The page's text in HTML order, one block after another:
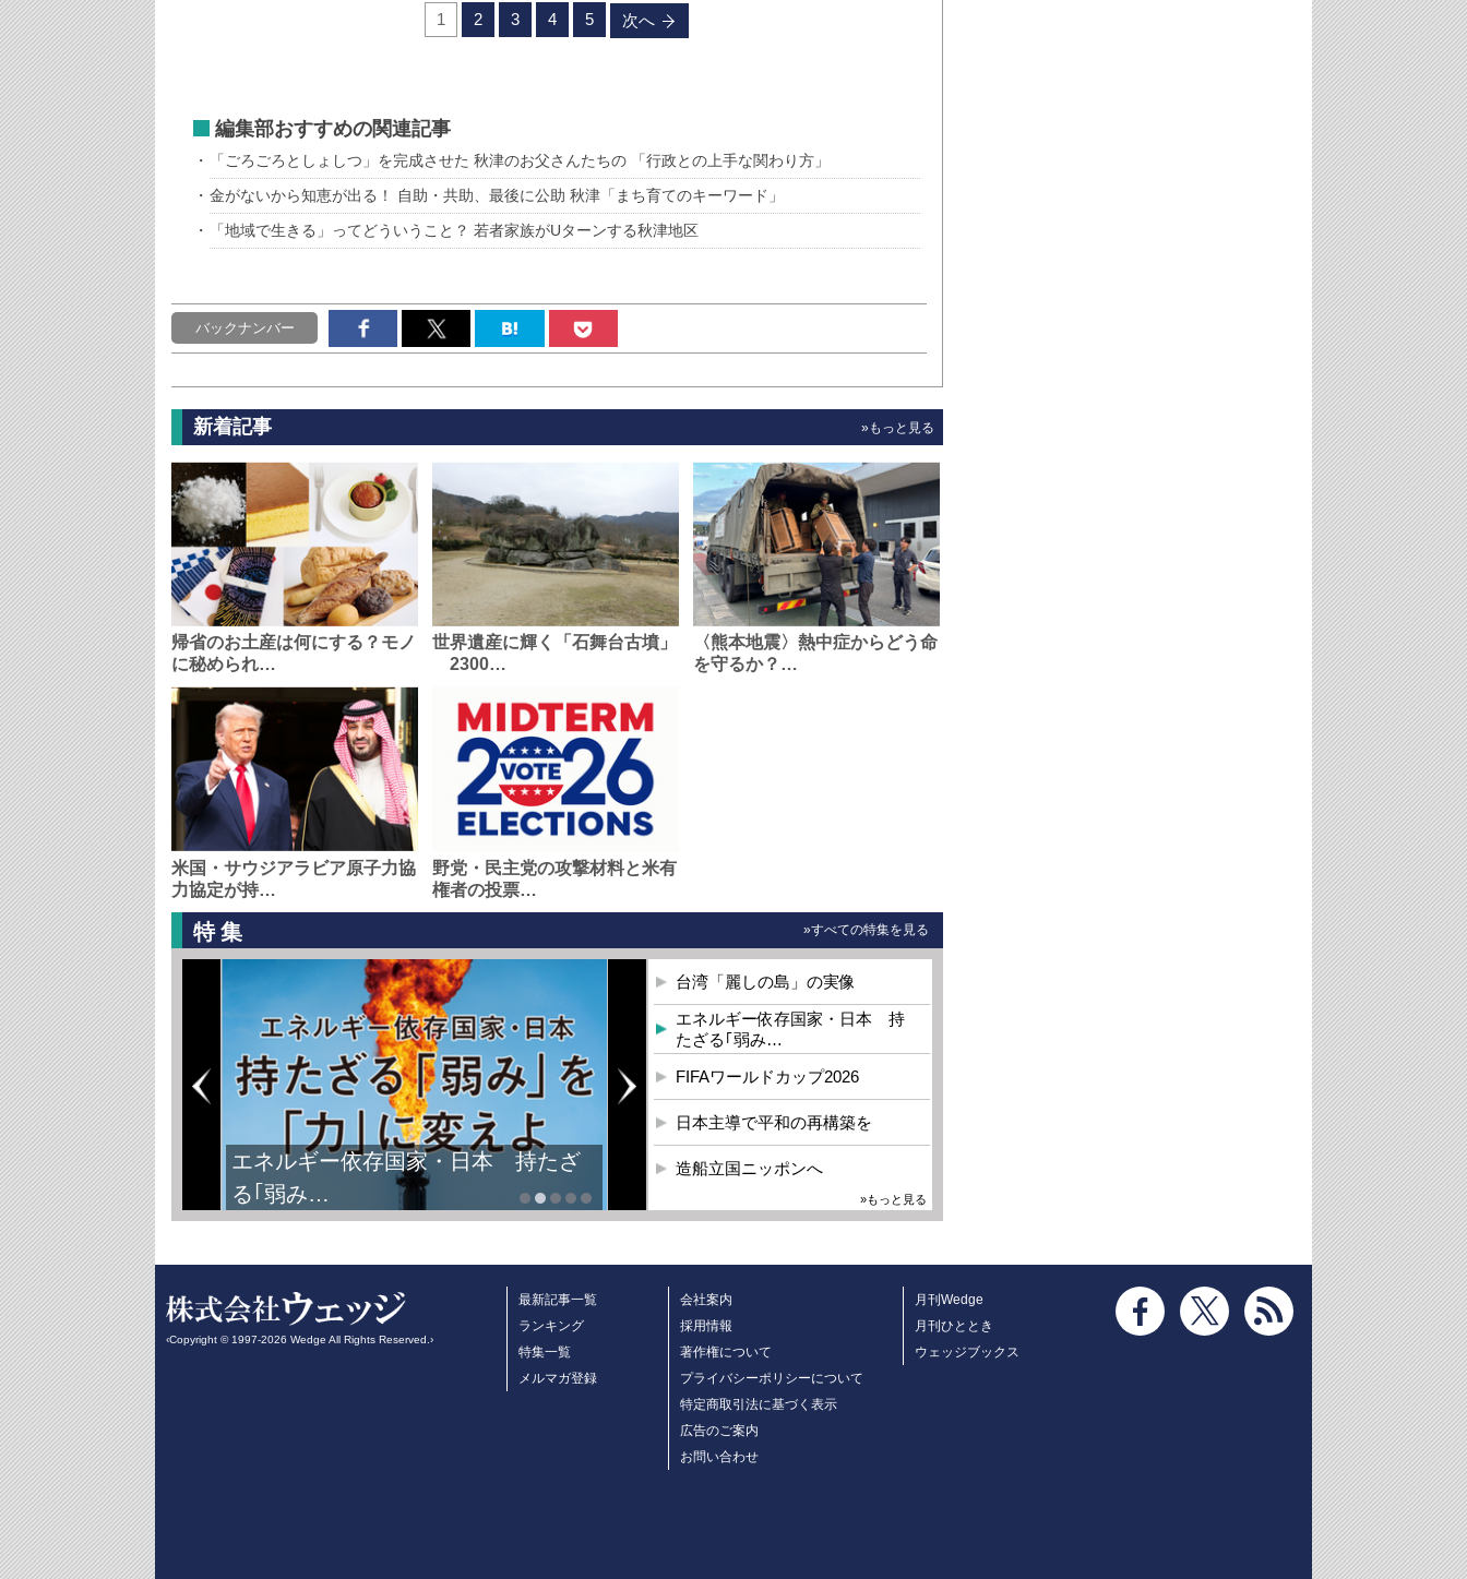
1 2 3 4 5 次へ
編集部おすすめの関連記事
「ごろごろとしょしつ」を完成させた 秋津のお父さんたちの 「行政との上手な関わり方」
金がないから知恵が出る！ 自助・共助、最後に公助 秋津「まち育てのキーワード」
「地域で生きる」ってどういうこと？ 若者家族がUターンする秋津地区
バックナンバー
新着記事 »もっと見る
帰省のお土産は何にする？モノ
に秘められ…
世界遺産に輝く「石舞台古墳」
2300…
〈熊本地震〉熱中症からどう命
を守るか？…
米国・サウジアラビア原子力協
力協定が持…
野党・民主党の攻撃材料と米有
権者の投票…
特集 »すべての特集を見る
エネルギー依存国家・日本 持たざ
る｢弱み…
台湾「麗しの島」の実像
エネルギー依存国家・日本 持
たざる｢弱み…
FIFAワールドカップ2026
日本主導で平和の再構築を
造船立国ニッポンへ
»もっと見る
‹Copyright © 1997-2026 Wedge All Rights Reserved.›
最新記事一覧
ランキング
特集一覧
メルマガ登録
会社案内
採用情報
著作権について
プライバシーポリシーについて
特定商取引法に基づく表示
広告のご案内
お問い合わせ
月刊Wedge
月刊ひととき
ウェッジブックス